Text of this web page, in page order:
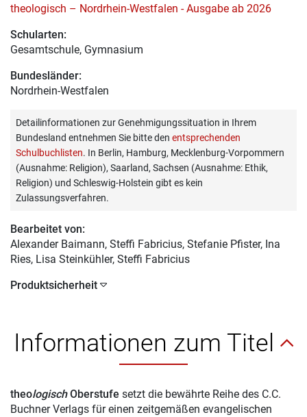
theologisch – Nordrhein-Westfalen - Ausgabe ab 2026
Schularten:
Gesamtschule, Gymnasium
Bundesländer:
Nordrhein-Westfalen
Detailinformationen zur Genehmigungssituation in Ihrem
Bundesland entnehmen Sie bitte den entsprechenden
Schulbuchlisten. In Berlin, Hamburg, Mecklenburg-Vorpommern
(Ausnahme: Religion), Saarland, Sachsen (Ausnahme: Ethik,
Religion) und Schleswig-Holstein gibt es kein
Zulassungsverfahren.
Bearbeitet von:
Alexander Baimann, Steffi Fabricius, Stefanie Pfister, Ina
Ries, Lisa Steinkühler, Steffi Fabricius
Produktsicherheit
Informationen zum Titel
theologischOberstufe setzt die bewährte Reihe des C.C.
Buchner Verlags für einen zeitgemäßen evangelischen